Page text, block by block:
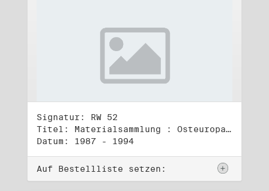
Signatur: RW 52
Titel: Materialsammlung : Osteuropa (1)
Datum: 1987 - 1994
Auf Bestellliste setzen: